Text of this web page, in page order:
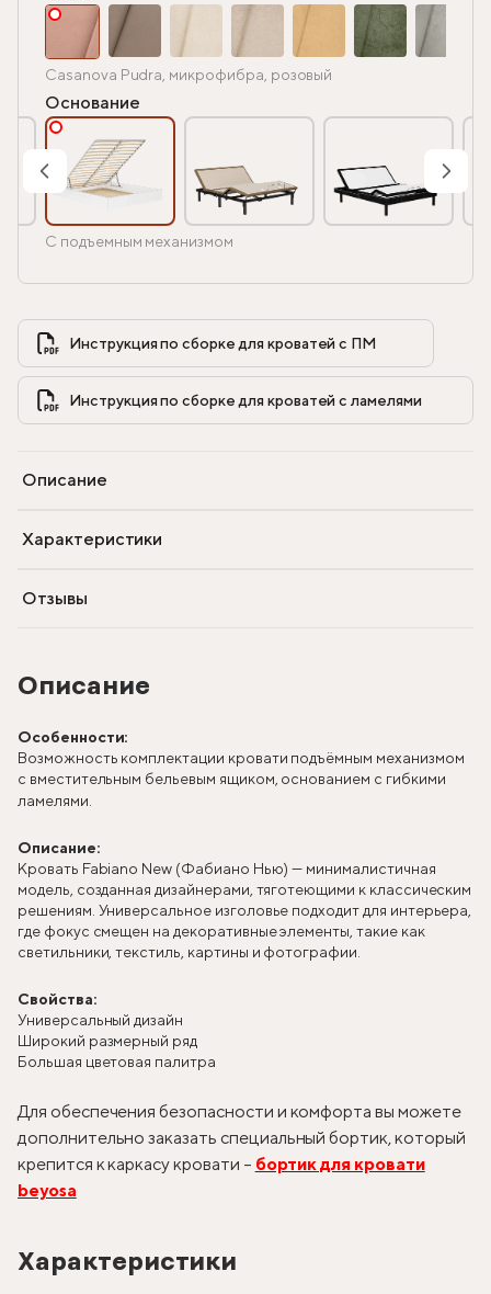
Описание
Особенности:
Возможность комплектации кровати подъёмным механизмом
с вместительным бельевым ящиком, основанием с гибкими
ламелями.
Описание:
Кровать Fabiano New (Фабиано Нью) — минималистичная
модель, созданная дизайнерами, тяготеющими к классическим
решениям. Универсальное изголовье подходит для интерьера,
где фокус смещен на декоративные элементы, такие как
светильники, текстиль, картины и фотографии.
Свойства:
Универсальный дизайн
Широкий размерный ряд
Большая цветовая палитра
Для обеспечения безопасности и комфорта вы можете
дополнительно заказать специальный бортик, который
крепится к каркасу кровати – бортик для кровати
beyosa
Характеристики
Casanova Pudra, микрофибра, розовый
Основание
С подъемным механизмом
Инструкция по сборке для кроватей с ПМ
Описание
Характеристики
Отзывы